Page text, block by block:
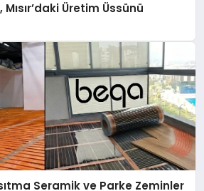
Üretim Üssünü
Seramik ve Parke Zeminler